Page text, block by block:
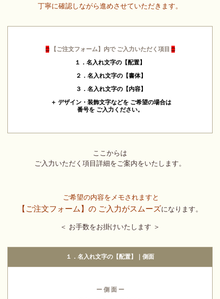
丁寧に確認しながら進めさせていただきます。
□【ご注文フォーム】内で ご入力いただく項目 □
１．名入れ文字の【配置】
２．名入れ文字の【書体】
３．名入れ文字の【内容】
＋ デザイン・装飾文字などを ご希望の場合は
番号を ご入力ください。
ここからは
ご入力いただく項目詳細をご案内をいたします。
ご希望の内容をメモされますと
【ご注文フォーム】の ご入力がスムーズになります。
＜ お手数をお掛けいたします ＞
１．名入れ文字の【配置】｜側面
ー 側 面 ー